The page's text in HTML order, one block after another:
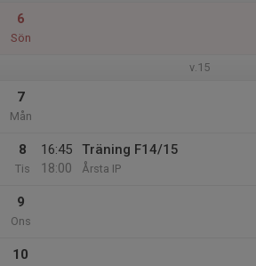
6
Sön
v.15
7
Mån
8
Tis
16:45
18:00
Träning F14/15
Årsta IP
9
Ons
10